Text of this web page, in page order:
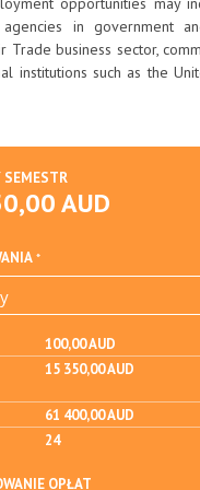
agencies in government
Trade business sector,
institutions such as the
SEMESTR
AUD
100,00 AUD
15 350,00 AUD
61 400,00 AUD
24
OPŁAT